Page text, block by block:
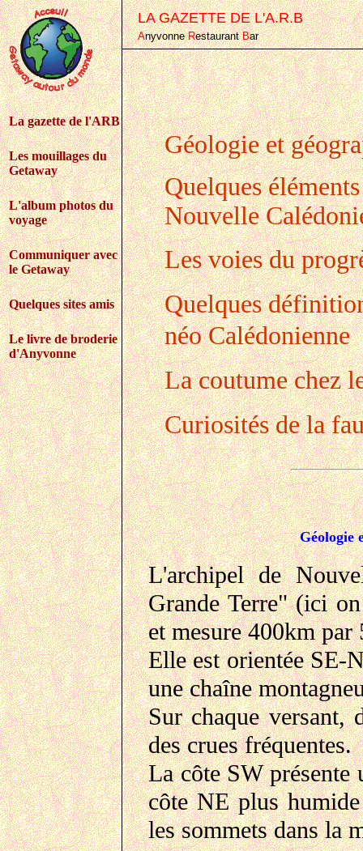
La gazette de l'ARB
Les mouillages du
Getaway
L'album photos du
voyage
Communiquer avec
le Getaway
Quelques sites amis
Le livre de broderie
d'Anyvonne
LA GAZETTE DE L'A.R.B
AnyvonneRestaurantBar
Géologie et
Quelques
Nouvelle
Les voies du
Quelques
néo Calédonienne
La coutume chez
Curiosités de la
Géologie
L'archipel de
Grande Terre" (ici
et mesure 400km par
Elle est orientée SE-
une chaîne
Sur chaque versant,
des crues fréquentes.
La côte SW présente
côte NE plus
les sommets dans la